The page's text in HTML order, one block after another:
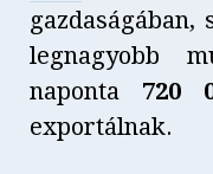
legnagyobb
naponta 720
exportálnak.